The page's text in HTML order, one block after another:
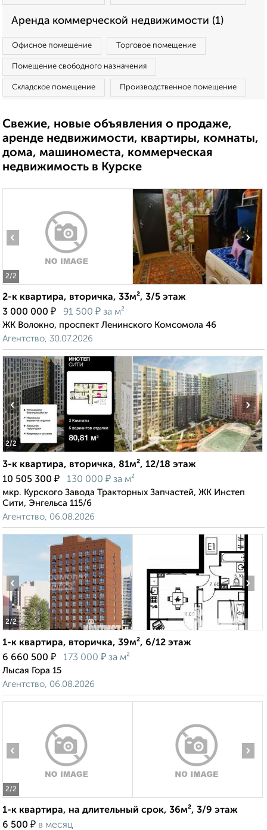
Аренда коммерческой недвижимости (1)
Офисное помещение Торговое помещение
Помещение свободного назначения
Складское помещение Производственное помещение
Свежие, новые объявления о продаже,
аренде недвижимости, квартиры, комнаты,
дома, машиноместа, коммерческая
недвижимость в Курске
2/2
‹ ›
2-к квартира, вторичка, 33м², 3/5 этаж
3 000 000 ₽ 91 500 ₽ за м²
ЖК Волокно, проспект Ленинского Комсомола 46
Агентство, 30.07.2026
2/2
‹ ›
3-к квартира, вторичка, 81м², 12/18 этаж
10 505 300 ₽ 130 000 ₽ за м²
мкр. Курского Завода Тракторных Запчастей, ЖК Инстеп
Сити, Энгельса 115/6
Агентство, 06.08.2026
2/2
‹ ›
1-к квартира, вторичка, 39м², 6/12 этаж
6 660 500 ₽ 173 000 ₽ за м²
Лысая Гора 15
Агентство, 06.08.2026
2/2
‹ ›
1-к квартира, на длительный срок, 36м², 3/9 этаж
6 500 ₽ в месяц